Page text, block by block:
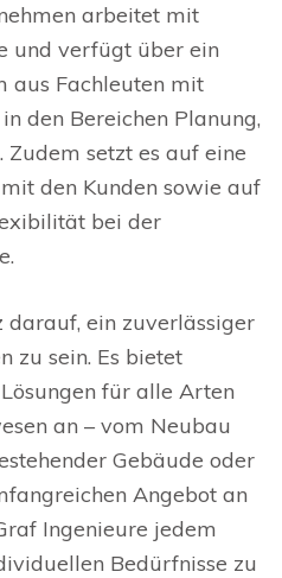
arbeitet mit
und verfügt über ein
aus Fachleuten mit
den Bereichen Planung,
Zudem setzt es auf eine
den Kunden sowie auf
bei der
darauf, ein zuverlässiger
zu sein. Es bietet
für alle Arten
an – vom Neubau
Gebäude oder
Angebot an
Ingenieure jedem
Bedürfnisse zu